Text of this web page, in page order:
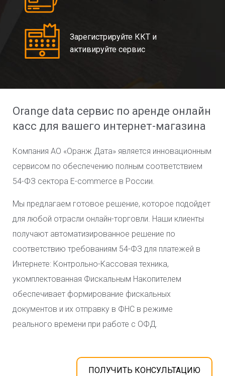
Зарегистрируйте ККТ и
активируйте сервис
Orange data сервис по аренде онлайн
касс для вашего интернет-магазина
Компания АО «Оранж Дата» является инновационным
сервисом по обеспечению полным соответствием
54-ФЗ сектора E-commerce в России.
Мы предлагаем готовое решение, которое подойдет
для любой отрасли онлайн-торговли. Наши клиенты
получают автоматизированное решение по
соответствию требованиям 54-ФЗ для платежей в
Интернете: Контрольно-Кассовая техника,
укомплектованная Фискальным Накопителем
обеспечивает формирование фискальных
документов и их отправку в ФНС в режиме
реального времени при работе с ОФД.
ПОЛУЧИТЬ КОНСУЛЬТАЦИЮ